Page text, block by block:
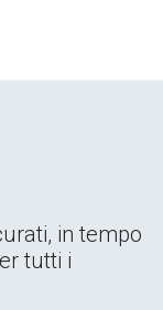
in tempo
tutti i